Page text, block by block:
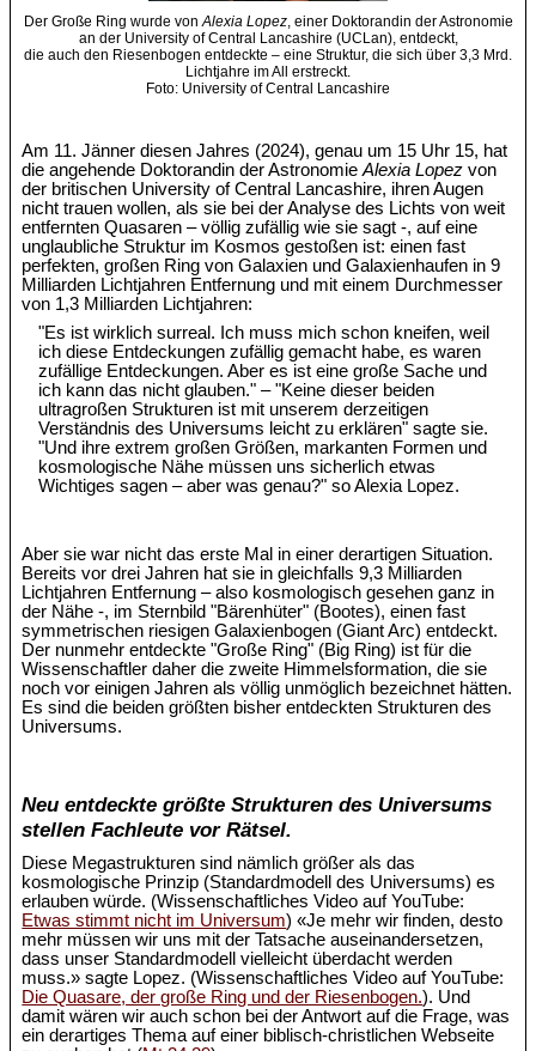
Der Große Ring wurde von Alexia Lopez, einer Doktorandin der Astronomie
an der University of Central Lancashire (UCLan), entdeckt,
die auch den Riesenbogen entdeckte – eine Struktur, die sich über 3,3 Mrd.
Lichtjahre im All erstreckt.
Foto: University of Central Lancashire
Am 11. Jänner diesen Jahres (2024), genau um 15 Uhr 15, hat
die angehende Doktorandin der AstronomieAlexia Lopez von
der britischen University of Central Lancashire, ihren Augen
nicht trauen wollen, als sie bei der Analyse des Lichts von weit
entfernten Quasaren – völlig zufällig wie sie sagt -, auf eine
unglaubliche Struktur im Kosmos gestoßen ist: einen fast
perfekten, großen Ring von Galaxien und Galaxienhaufen in 9
Milliarden Lichtjahren Entfernung und mit einem Durchmesser
von 1,3 Milliarden Lichtjahren:
"Es ist wirklich surreal. Ich muss mich schon kneifen, weil
ich diese Entdeckungen zufällig gemacht habe, es waren
zufällige Entdeckungen. Aber es ist eine große Sache und
ich kann das nicht glauben." – "Keine dieser beiden
ultragroßen Strukturen ist mit unserem derzeitigen
Verständnis des Universums leicht zu erklären" sagte sie.
"Und ihre extrem großen Größen, markanten Formen und
kosmologische Nähe müssen uns sicherlich etwas
Wichtiges sagen – aber was genau?" so Alexia Lopez.
Aber sie war nicht das erste Mal in einer derartigen Situation.
Bereits vor drei Jahren hat sie in gleichfalls 9,3 Milliarden
Lichtjahren Entfernung – also kosmologisch gesehen ganz in
der Nähe -, im Sternbild "Bärenhüter" (Bootes), einen fast
symmetrischen riesigen Galaxienbogen (Giant Arc) entdeckt.
Der nunmehr entdeckte "Große Ring" (Big Ring) ist für die
Wissenschaftler daher die zweite Himmelsformation, die sie
noch vor einigen Jahren als völlig unmöglich bezeichnet hätten.
Es sind die beiden größten bisher entdeckten Strukturen des
Universums.
Neu entdeckte größte Strukturen des Universums
stellen Fachleute vor Rätsel.
Diese Megastrukturen sind nämlich größer als das
kosmologische Prinzip (Standardmodell des Universums) es
erlauben würde. (Wissenschaftliches Video auf YouTube:
Etwas stimmt nicht im Universum) «Je mehr wir finden, desto
mehr müssen wir uns mit der Tatsache auseinandersetzen,
dass unser Standardmodell vielleicht überdacht werden
muss.» sagte Lopez. (Wissenschaftliches Video auf YouTube:
Die Quasare, der große Ring und der Riesenbogen.). Und
damit wären wir auch schon bei der Antwort auf die Frage, was
ein derartiges Thema auf einer biblisch-christlichen Webseite